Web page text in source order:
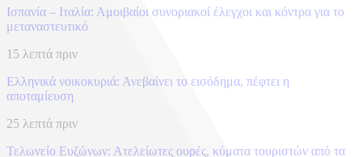
Ισπανία – Ιταλία: Αμοιβαίοι συνοριακοί έλεγχοι και κόντρα για το
μεταναστευτικό
15 λεπτά πριν
Ελληνικά νοικοκυριά: Ανεβαίνει το εισόδημα, πέφτει η
αποταμίευση
25 λεπτά πριν
Τελωνείο Ευζώνων: Ατελείωτες ουρές, κύματα τουριστών από τα